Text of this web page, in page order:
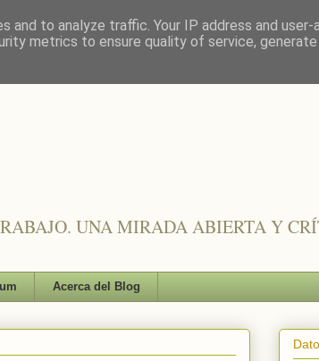
UNA MIRADA ABIERTA Y
Acerca del Blog
to analyze traffic. Your IP address and user-
metrics to ensure quality of service, generate